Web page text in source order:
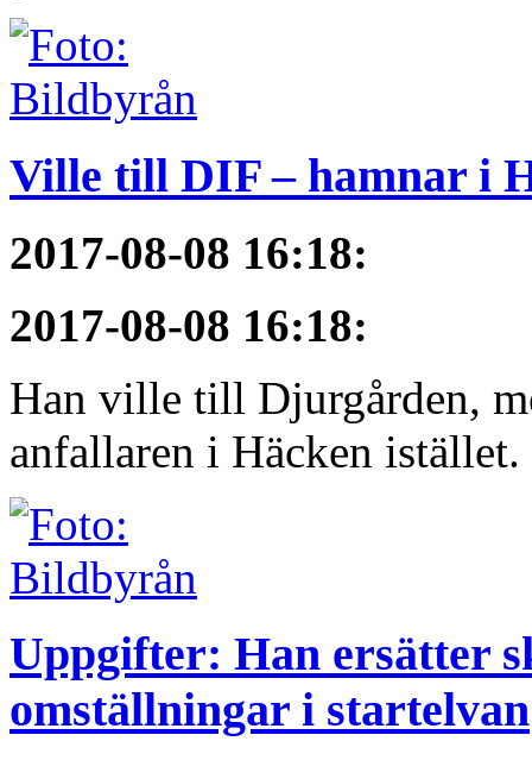
Ville till DIF – hamnar i
2017-08-08 16:18:
2017-08-08 16:18:
Han ville till Djurgården,
anfallaren i Häcken
Uppgifter: Han ersätter
omställningar i startelvan